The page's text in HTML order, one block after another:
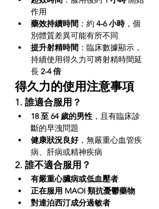
作用
藥效持續時間 ：約 4-6 小時，個
別體質差異可能有所不同
提升射精時間 ：臨床數據顯示，
持續使用得久力可將射精時間延
長 2-4 倍
得久力的使用注意事項
1. 誰適合服用？
18 至 64 歲的男性 ，且有臨床診
斷的早洩問題
健康狀況良好，無嚴重心血管疾
病、肝病或精神疾病
2. 誰不適合服用？
有嚴重心臟病或低血壓者
正在服用 MAOI 類抗憂鬱藥物
對達泊西汀成分過敏者